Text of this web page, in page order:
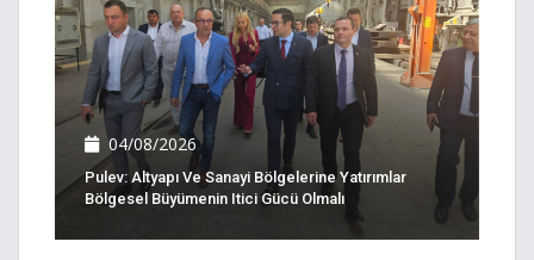
04/08/2026
Pulev: Altyapı Ve Sanayi Bölgelerine Yatırımlar
Bölgesel Büyümenin Itici Gücü Olmalı